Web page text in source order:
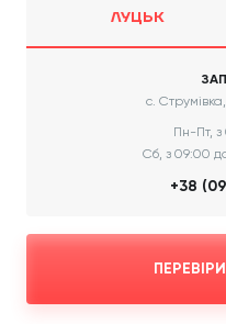
ЛУЦЬК
с.
Пн-Пт, з
Сб, з 09:00
+38